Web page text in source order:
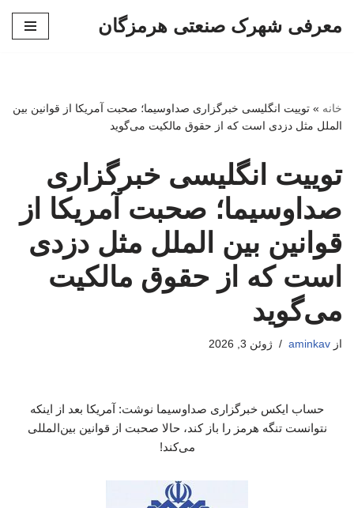
معرفی شهرک صنعتی هرمزگان
خانه » توییت انگلیسی خبرگزاری صداوسیما؛ صحبت آمریکا از قوانین بین
الملل مثل دزدی است که از حقوق مالکیت می‌گوید
توییت انگلیسی خبرگزاری
صداوسیما؛ صحبت آمریکا از
قوانین بین الملل مثل دزدی
است که از حقوق مالکیت
می‌گوید
از aminkav ژوئن 3, 2026
حساب ایکس خبرگزاری صداوسیما نوشت: آمریکا بعد از اینکه
نتوانست تنگه هرمز را باز کند، حالا صحبت از قوانین بین‌المللی
می‌کند!